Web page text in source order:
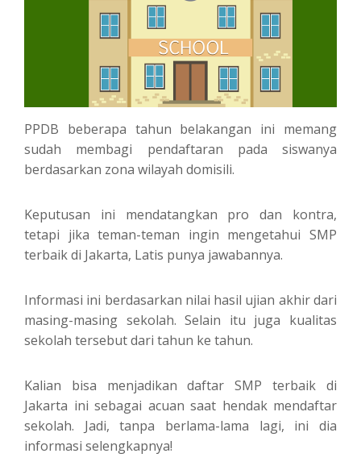
PPDB beberapa tahun belakangan ini memang
sudah membagi pendaftaran pada siswanya
berdasarkan zona wilayah domisili.
Keputusan ini mendatangkan pro dan kontra,
tetapi jika teman-teman ingin mengetahui SMP
terbaik di Jakarta, Latis punya jawabannya.
Informasi ini berdasarkan nilai hasil ujian akhir dari
masing-masing sekolah. Selain itu juga kualitas
sekolah tersebut dari tahun ke tahun.
Kalian bisa menjadikan daftar SMP terbaik di
Jakarta ini sebagai acuan saat hendak mendaftar
sekolah. Jadi, tanpa berlama-lama lagi, ini dia
informasi selengkapnya!